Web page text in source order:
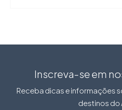
Inscreva-se em
Receba dicas e informações
destinos do